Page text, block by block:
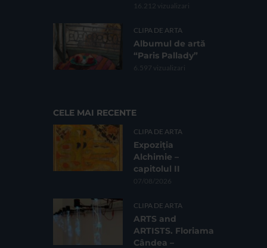
16.212 vizualizari
CLIPA DE ARTA
Albumul de artă
“Paris Pallady”
6.597 vizualizari
CELE MAI RECENTE
CLIPA DE ARTA
Expoziția
Alchimie –
capitolul II
07/08/2026
CLIPA DE ARTA
ARTS and
ARTISTS. Floriama
Cândea –